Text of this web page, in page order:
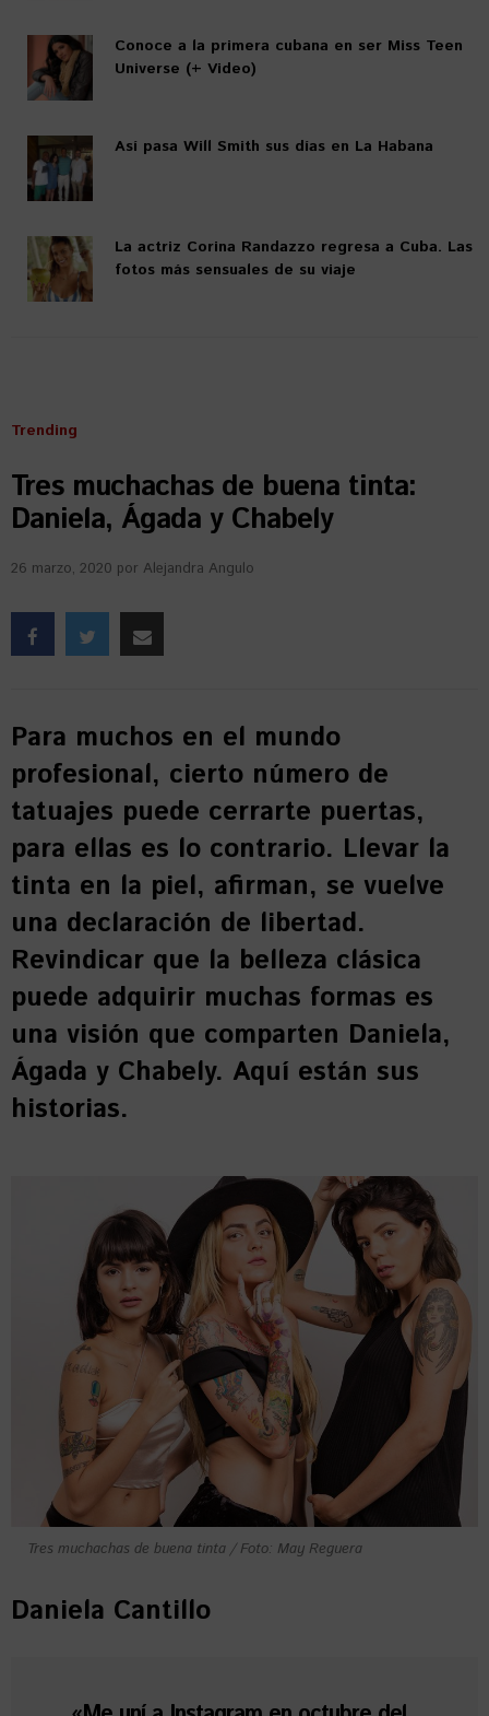
Conoce a la primera cubana en ser Miss Teen
Universe (+ Video)
Así pasa Will Smith sus días en La Habana
La actriz Corina Randazzo regresa a Cuba. Las
fotos más sensuales de su viaje
Trending
Tres muchachas de buena tinta:
Daniela, Ágada y Chabely
26 marzo, 2020 por Alejandra Angulo
Para muchos en el mundo
profesional, cierto número de
tatuajes puede cerrarte puertas,
para ellas es lo contrario. Llevar la
tinta en la piel, afirman, se vuelve
una declaración de libertad.
Revindicar que la belleza clásica
puede adquirir muchas formas es
una visión que comparten Daniela,
Ágada y Chabely. Aquí están sus
historias.
Tres muchachas de buena tinta / Foto: May Reguera
Daniela Cantillo